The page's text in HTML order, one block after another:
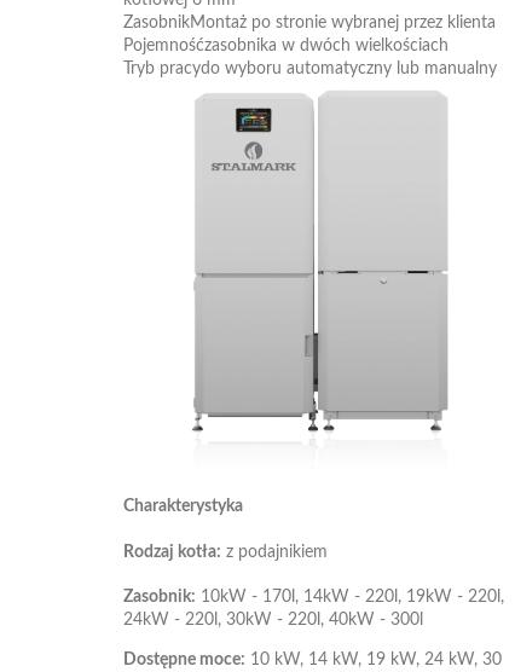
ZasobnikMontaż po stronie wybranej przez klienta
Pojemnośćzasobnika w dwóch wielkościach
Tryb pracydo wyboru automatyczny lub manualny
Charakterystyka
Rodzaj kotła: z podajnikiem
Zasobnik: 10kW - 170l, 14kW - 220l, 19kW - 220l,
24kW - 220l, 30kW - 220l, 40kW - 300l
Dostępne moce: 10 kW, 14 kW, 19 kW, 24 kW, 30